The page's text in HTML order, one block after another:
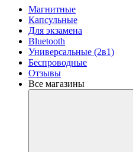
Магнитные
Капсульные
Для экзамена
Bluetooth
Универсальные (2в1)
Беспроводные
Отзывы
Все магазины